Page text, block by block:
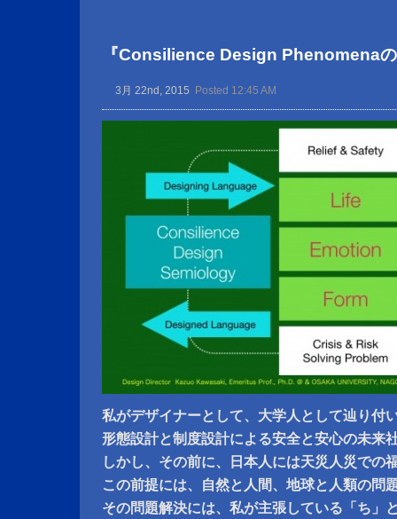
『Consilience Design Phenomena
3月 22nd, 2015 Posted 12:45 AM
私がデザイナーとして、大学人として辿り付
形態設計と制度設計による安全と安心の未来
しかし、その前に、日本人には天災人災での
この前提には、自然と人間、地球と人類の問
その問題解決には、私が主張している「ち」